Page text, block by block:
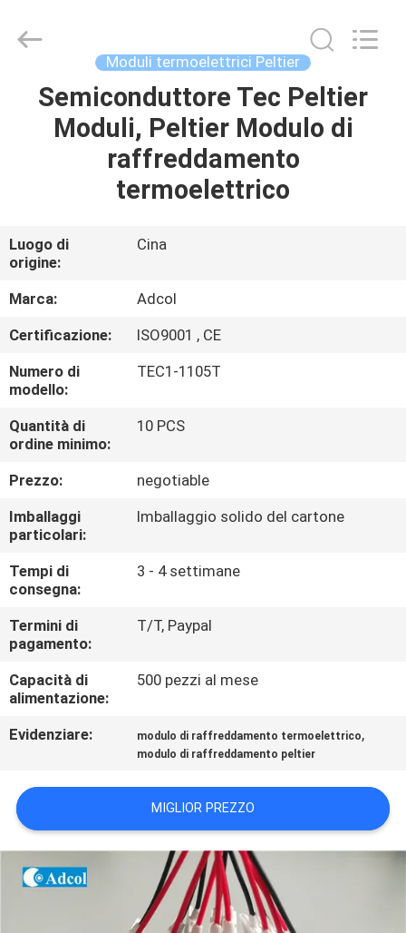
CASA
PRODOTTI
CIRCA
NOI
GIRO
DELLA
FABBRICA
CONTROLLO
DI
QUALITÀ
CONTATTO
STATI
UNITI
MAPPA
DEL
SITO
Electronics
(Guangzhou)
Reserved.
Moduli termoelettrici Peltier
Semiconduttore Tec Peltier
Moduli, Peltier Modulo di
raffreddamento
termoelettrico
Luogo di
origine:
Cina
Marca:
Adcol
Certificazione:
ISO9001 , CE
Numero di
modello:
TEC1-1105T
Quantità di
ordine minimo:
10 PCS
Prezzo:
negotiable
Imballaggi
particolari:
Imballaggio solido del cartone
Tempi di
consegna:
3 - 4 settimane
Termini di
pagamento:
T/T, Paypal
Capacità di
alimentazione:
500 pezzi al mese
Evidenziare: modulo di raffreddamento termoelettrico,
modulo di raffreddamento peltier
MIGLIOR PREZZO